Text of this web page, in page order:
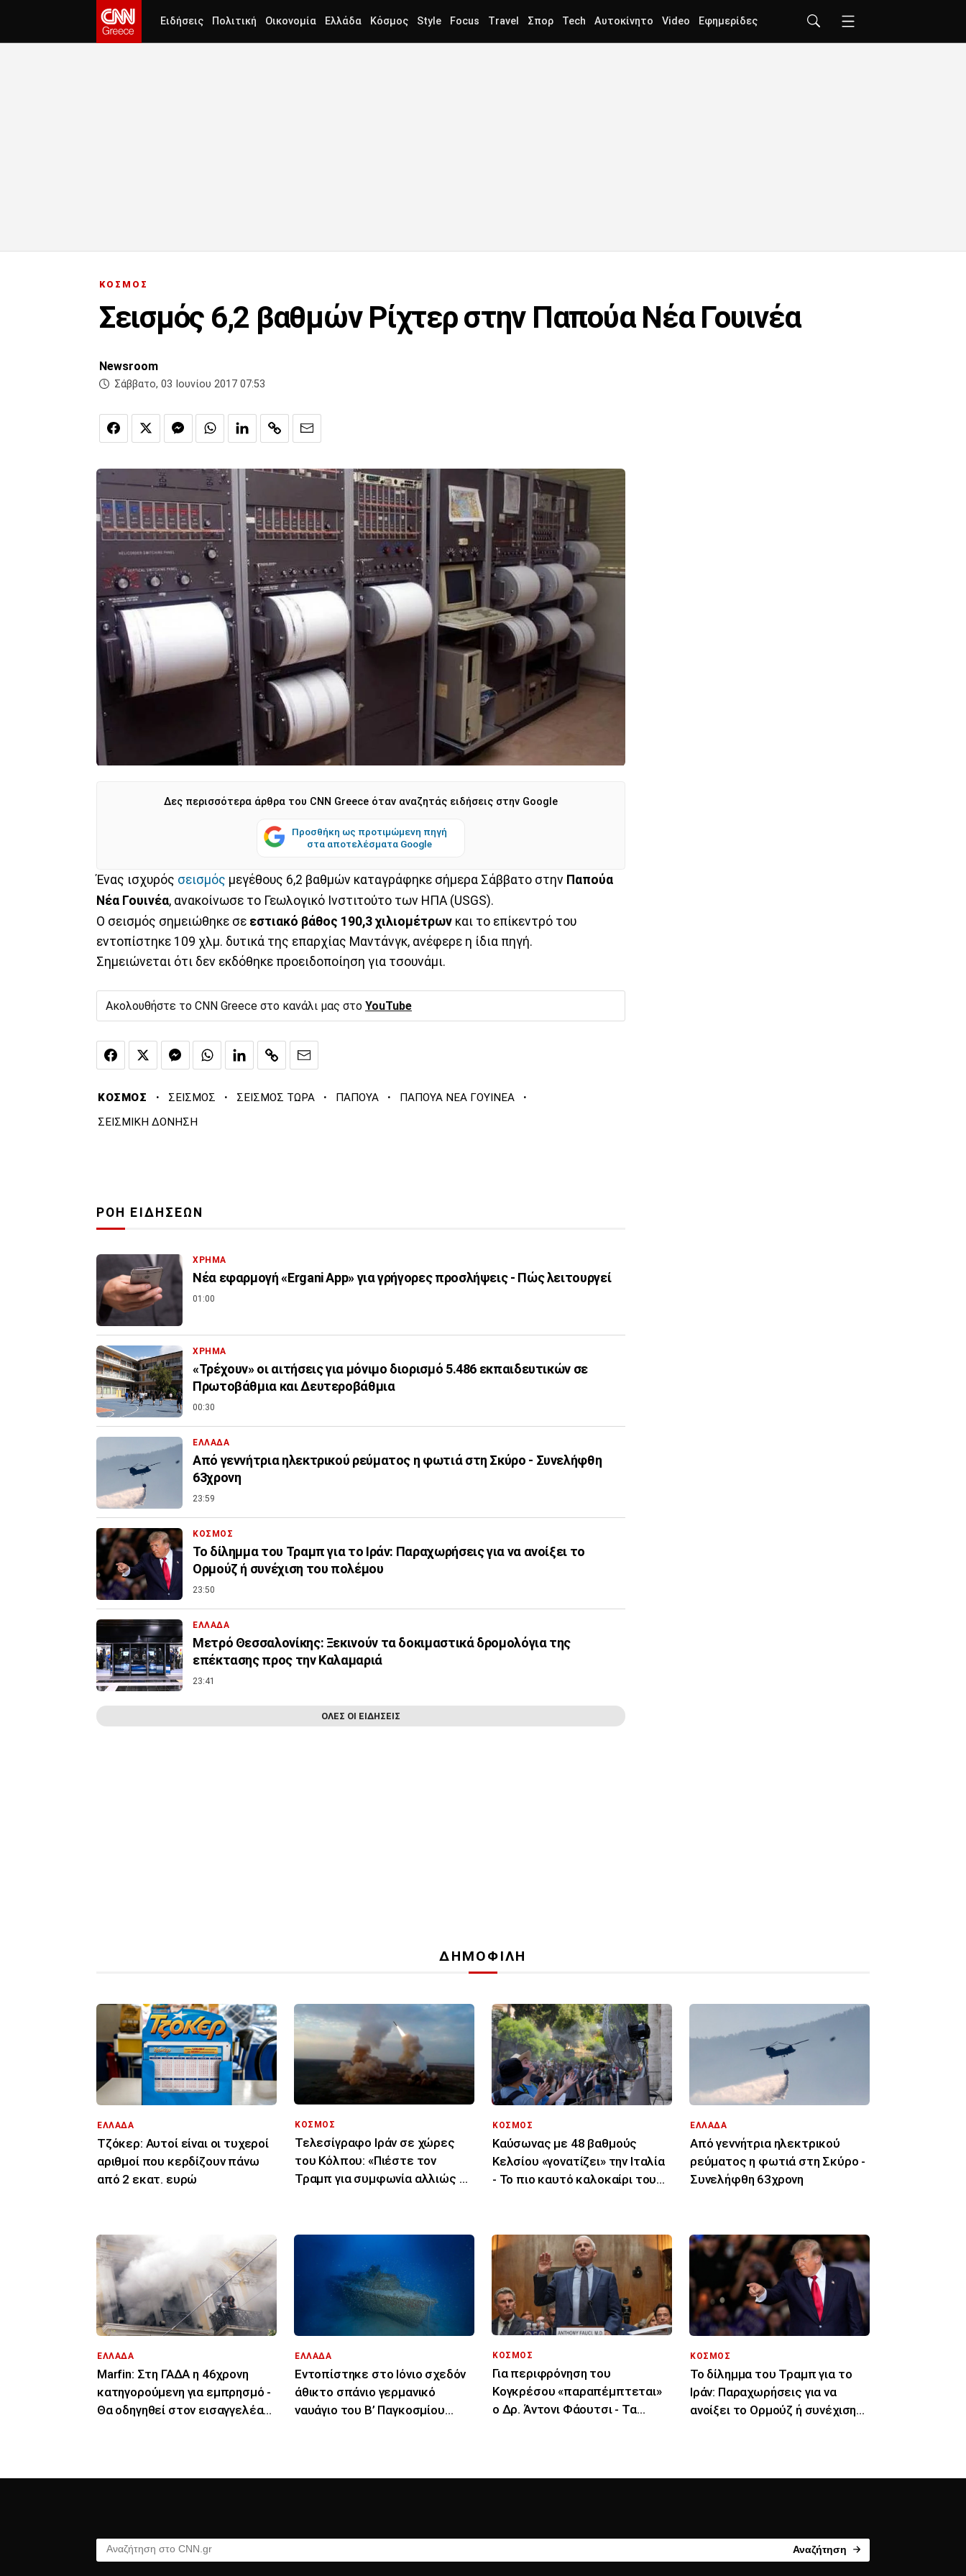
Ειδήσεις Πολιτική Οικονομία Ελλάδα Κόσμος Style Focus Travel Σπορ Tech Αυτοκίνητο Video Εφημερίδες
ΚΟΣΜΟΣ
Σεισμός 6,2 βαθμών Ρίχτερ στην Παπούα Νέα Γουινέα
Newsroom
Σάββατο, 03 Ιουνίου 2017 07:53
Δες περισσότερα άρθρα του CNN Greece όταν αναζητάς ειδήσεις στην Google
Προσθήκη ως προτιμώμενη πηγή
στα αποτελέσματα Google
Ένας ισχυρός σεισμός μεγέθους 6,2 βαθμών καταγράφηκε σήμερα Σάββατο στην Παπούα
Νέα Γουινέα, ανακοίνωσε το Γεωλογικό Ινστιτούτο των ΗΠΑ (USGS).
Ο σεισμός σημειώθηκε σε εστιακό βάθος 190,3 χιλιομέτρων και το επίκεντρό του
εντοπίστηκε 109 χλμ. δυτικά της επαρχίας Μαντάνγκ, ανέφερε η ίδια πηγή.
Σημειώνεται ότι δεν εκδόθηκε προειδοποίηση για τσουνάμι.
Ακολουθήστε το CNN Greece στο κανάλι μας στο YouTube
ΚΟΣΜΟΣ · ΣΕΙΣΜΟΣ · ΣΕΙΣΜΟΣ ΤΩΡΑ · ΠΑΠΟΥΑ · ΠΑΠΟΥΑ ΝΕΑ ΓΟΥΙΝΕΑ ·
ΣΕΙΣΜΙΚΗ ΔΟΝΗΣΗ
ΡΟΗ ΕΙΔΗΣΕΩΝ
ΧΡΗΜΑ
Νέα εφαρμογή «Ergani App» για γρήγορες προσλήψεις - Πώς λειτουργεί
01:00
ΧΡΗΜΑ
«Τρέχουν» οι αιτήσεις για μόνιμο διορισμό 5.486 εκπαιδευτικών σε
Πρωτοβάθμια και Δευτεροβάθμια
00:30
ΕΛΛΑΔΑ
Από γεννήτρια ηλεκτρικού ρεύματος η φωτιά στη Σκύρο - Συνελήφθη
63χρονη
23:59
ΚΟΣΜΟΣ
Το δίλημμα του Τραμπ για το Ιράν: Παραχωρήσεις για να ανοίξει το
Ορμούζ ή συνέχιση του πολέμου
23:50
ΕΛΛΑΔΑ
Μετρό Θεσσαλονίκης: Ξεκινούν τα δοκιμαστικά δρομολόγια της
επέκτασης προς την Καλαμαριά
23:41
ΟΛΕΣ ΟΙ ΕΙΔΗΣΕΙΣ
ΔΗΜΟΦΙΛΗ
ΕΛΛΑΔΑ
Τζόκερ: Αυτοί είναι οι τυχεροί
αριθμοί που κερδίζουν πάνω
από 2 εκατ. ευρώ
ΚΟΣΜΟΣ
Τελεσίγραφο Ιράν σε χώρες
του Κόλπου: «Πιέστε τον
Τραμπ για συμφωνία αλλιώς θα
ΚΟΣΜΟΣ
Καύσωνας με 48 βαθμούς
Κελσίου «γονατίζει» την Ιταλία
- Το πιο καυτό καλοκαίρι του
ΕΛΛΑΔΑ
Από γεννήτρια ηλεκτρικού
ρεύματος η φωτιά στη Σκύρο -
Συνελήφθη 63χρονη
ΕΛΛΑΔΑ
Marfin: Στη ΓΑΔΑ η 46χρονη
κατηγορούμενη για εμπρησμό -
Θα οδηγηθεί στον εισαγγελέα
ΕΛΛΑΔΑ
Εντοπίστηκε στο Ιόνιο σχεδόν
άθικτο σπάνιο γερμανικό
ναυάγιο του Β’ Παγκοσμίου
ΚΟΣΜΟΣ
Για περιφρόνηση του
Κογκρέσου «παραπέμπτεται»
ο Δρ. Άντονι Φάουτσι - Τα
ΚΟΣΜΟΣ
Το δίλημμα του Τραμπ για το
Ιράν: Παραχωρήσεις για να
ανοίξει το Ορμούζ ή συνέχιση
Αναζήτηση στο CNN.gr Αναζήτηση